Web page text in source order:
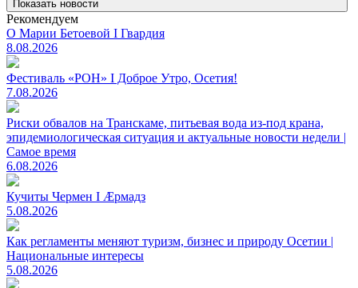
Показать новости
Рекомендуем
О Марии Бетоевой I Гвардия
8.08.2026
Фестиваль «РОН» I Доброе Утро, Осетия!
7.08.2026
Риски обвалов на Транскаме, питьевая вода из-под крана,
эпидемиологическая ситуация и актуальные новости недели |
Самое время
6.08.2026
Кучиты Чермен I Æрмадз
5.08.2026
Как регламенты меняют туризм, бизнес и природу Осетии |
Национальные интересы
5.08.2026